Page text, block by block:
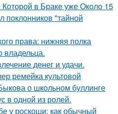
в Браке уже Около 15
поклонников "тайной
права: нижняя полка
владельца.
денег и удачи.
ремейка культовой
о школьном буллинге
в одной из ролей.
у роскоши: как обычный